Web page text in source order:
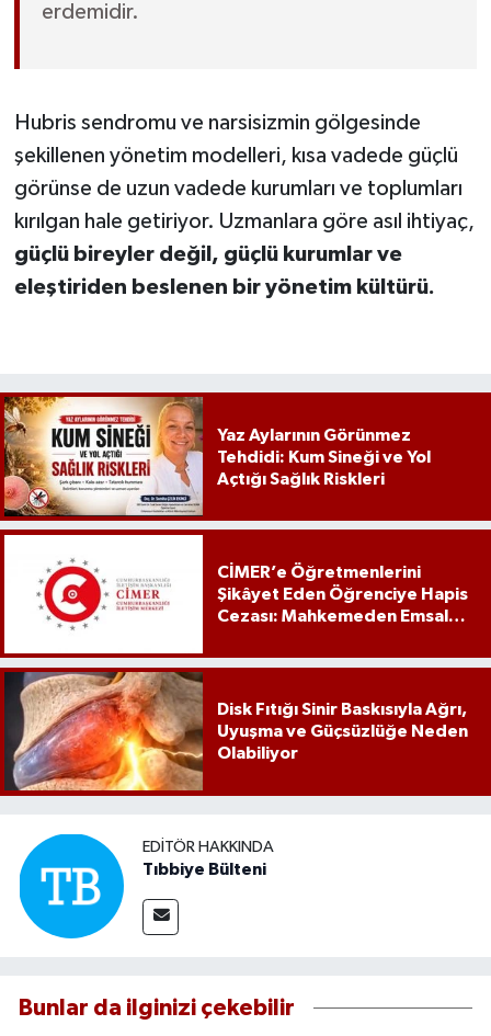
erdemidir.
Hubris sendromu ve narsisizmin gölgesinde
şekillenen yönetim modelleri, kısa vadede güçlü
görünse de uzun vadede kurumları ve toplumları
kırılgan hale getiriyor. Uzmanlara göre asıl ihtiyaç,
güçlü bireyler değil, güçlü kurumlar ve
eleştiriden beslenen bir yönetim kültürü.
Yaz Aylarının Görünmez
Tehdidi: Kum Sineği ve Yol
Açtığı Sağlık Riskleri
CİMER’e Öğretmenlerini
Şikâyet Eden Öğrenciye Hapis
Cezası: Mahkemeden Emsal
Disk Fıtığı Sinir Baskısıyla Ağrı,
Uyuşma ve Güçsüzlüğe Neden
Olabiliyor
EDITÖR HAKKINDA
Tıbbiye Bülteni
Bunlar da ilginizi çekebilir